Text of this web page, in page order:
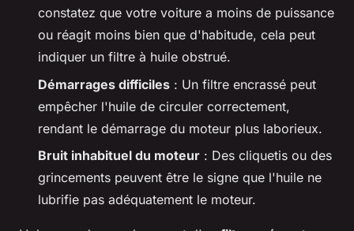
constatez que votre voiture a moins de puissance
ou réagit moins bien que d'habitude, cela peut
indiquer un filtre à huile obstrué.
Démarrages difficiles : Un filtre encrassé peut
empêcher l'huile de circuler correctement,
rendant le démarrage du moteur plus laborieux.
Bruit inhabituel du moteur : Des cliquetis ou des
grincements peuvent être le signe que l'huile ne
lubrifie pas adéquatement le moteur.